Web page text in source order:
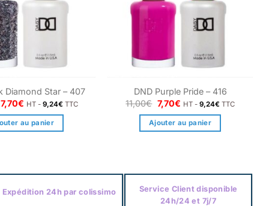
Diamond Star – 407
Le
prix
initial
était :
7,70€ Le
actuel
est :
HT -9,24€ TTC
au panier
DND Purple Pride – 416
11,00€ Le
prix
initial
était :
7,70€Le
actuel
est :
HT - 9,24€ TTC
Ajouter au panier
Expédition 24h par colissimo
Service Client disponible
24h/24 et 7j/7